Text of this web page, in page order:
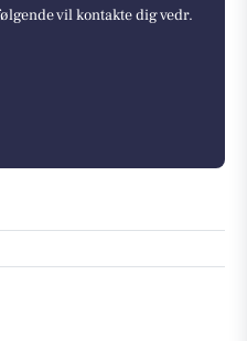
vil kontakte dig vedr.